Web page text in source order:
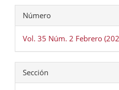
Detalles
delNúmero
Vol. 35 Núm. 2 Febrero
Sección